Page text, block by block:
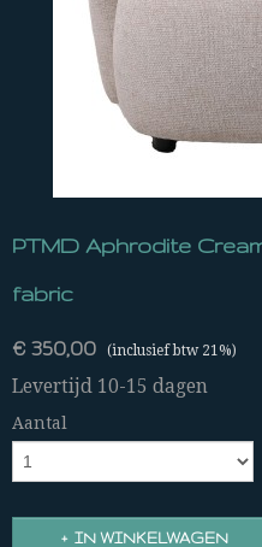
PTMD Aphrodite
fabric
€ 350,00 (inclusief btw 21%)
Levertijd 10-15 dagen
Aantal
IN WINKELWAGEN